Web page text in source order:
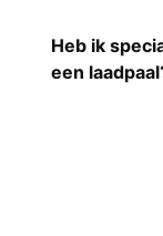
Heb ik
een